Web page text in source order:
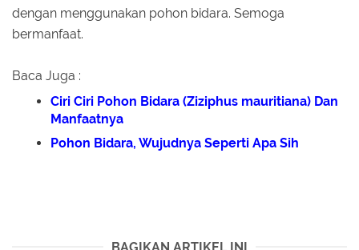
dengan menggunakan pohon bidara. Semoga
bermanfaat.
Baca Juga :
Ciri Ciri Pohon Bidara (Ziziphus mauritiana) Dan
Manfaatnya
Pohon Bidara, Wujudnya Seperti Apa Sih